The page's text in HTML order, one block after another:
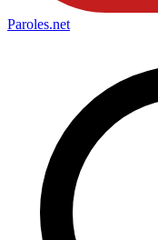
Paroles.net